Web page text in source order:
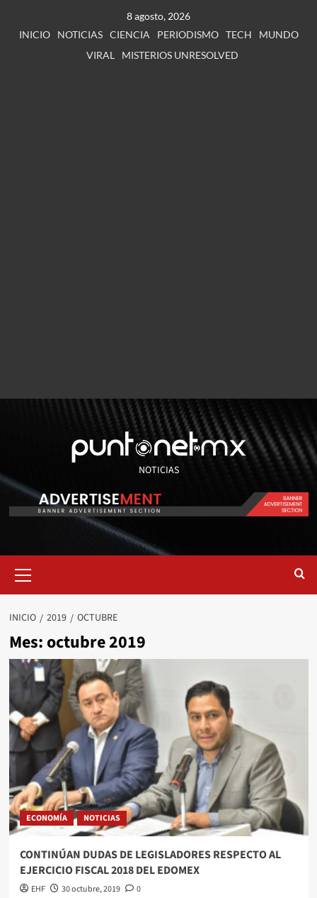
8 agosto, 2026
INICIO
NOTICIAS CIENCIA PERIODISMO TECH
MUNDO
VIRAL
MISTERIOS UNRESOLVED
NOTICIAS
INICIO 2019 OCTUBRE
Mes: octubre 2019
ECONOMÍA NOTICIAS
CONTINÚAN DUDAS DE LEGISLADORES RESPECTO AL
EJERCICIO FISCAL 2018 DEL EDOMEX
EHF 30 octubre, 2019
0